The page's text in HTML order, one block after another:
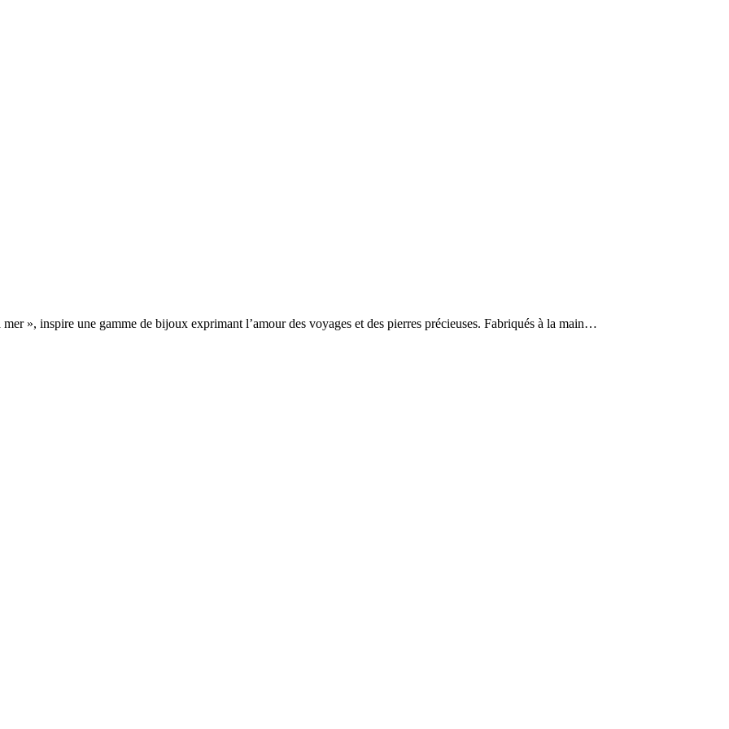
», inspire une gamme de bijoux exprimant l’amour des voyages et des pierres précieuses. Fabriqués à la main…